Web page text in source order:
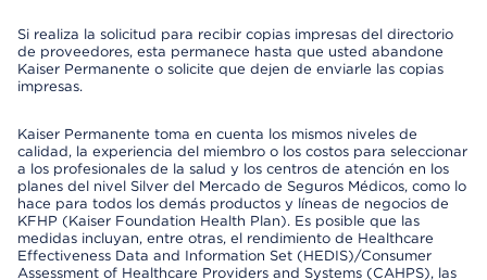
Si realiza la solicitud para recibir copias impresas del directorio
de proveedores, esta permanece hasta que usted abandone
Kaiser Permanente o solicite que dejen de enviarle las copias
impresas.
Kaiser Permanente toma en cuenta los mismos niveles de
calidad, la experiencia del miembro o los costos para seleccionar
a los profesionales de la salud y los centros de atención en los
planes del nivel Silver del Mercado de Seguros Médicos, como lo
hace para todos los demás productos y líneas de negocios de
KFHP (Kaiser Foundation Health Plan). Es posible que las
medidas incluyan, entre otras, el rendimiento de Healthcare
Effectiveness Data and Information Set (HEDIS)/Consumer
Assessment of Healthcare Providers and Systems (CAHPS), las